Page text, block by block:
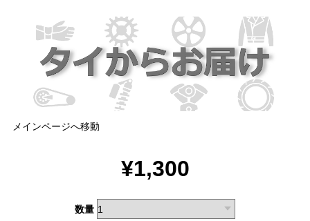
メインページへ移動
¥1,300
数量